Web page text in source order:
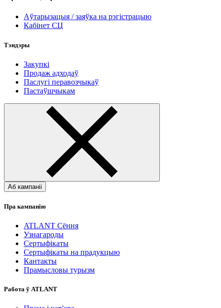
Аўтарызацыя / заяўка на рэгістрацыю
Кабінет СЦ
Тэндэры
Закупкі
Продаж адходаў
Паслугі перавозчыкаў
Пастаўшчыкам
Аб кампаніі
Пра кампанію
ATLANT Сёння
Узнагароды
Сертыфікаты
Сертыфікаты на прадукцыю
Кантакты
Прамысловы турызм
Работа ў ATLANT